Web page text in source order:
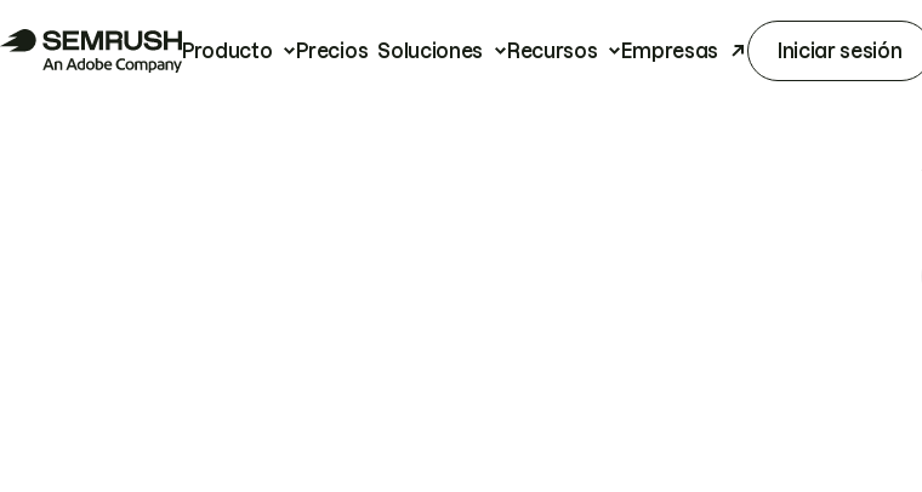
Producto Precios Soluciones Recursos Empresas Iniciar sesión